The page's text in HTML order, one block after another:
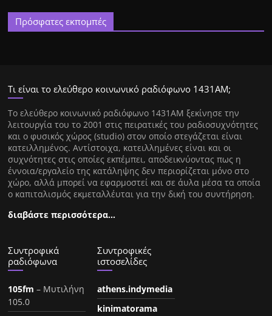
Πρόσφατες εκπομπές
Τι είναι το ελεύθερο κοινωνικό ραδιόφωνο 1431ΑΜ;
Tο ελεύθερο κοινωνικό ραδιόφωνο 1431AM ξεκίνησε την
λειτουργία του το 2001 στις πειρατικές του ραδιοσυχνότητες
και ο φυσικός χώρος (studio) στον οποίο στεγάζεται είναι
κατειλλημένος. Αντίστοιχα, κατειλλημένες είναι και οι
συχνότητες στις οποίες εκπέμπει, αποδεικνύοντας πως η
έννοια/εργαλείο της κατάληψης δεν περιορίζεται μόνο στο
χώρο, αλλά μπορεί να εφαρμοστεί και σε άυλα μέσα τα οποία
ο καπιταλισμός εκμεταλλέυται για την δική του συντήρηση.
διαβάστε περισσότερα…
Συντροφικά
ραδιόφωνα
105fm – Μυτιλήνη
105.0
Συντροφικές
ιστοσελίδες
athens.indymedia
kinimatorama